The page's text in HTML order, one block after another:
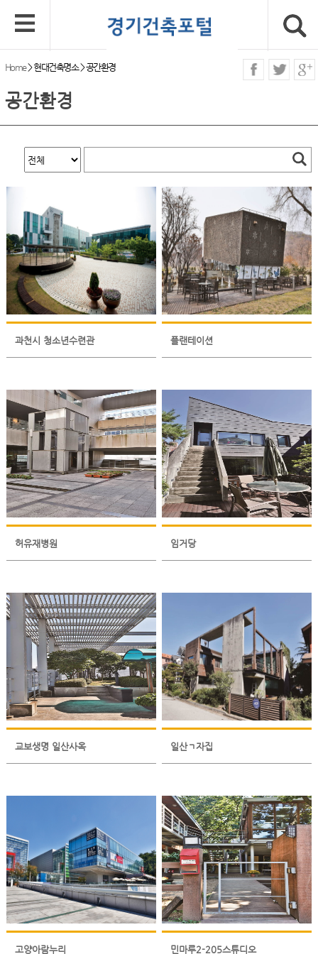
Home>현대건축명소>공간환경
공간환경
과천시 청소년수련관 플랜테이션
허유재병원 임거당
교보생명 일산사옥 일산ㄱ자집
고양아람누리 민마루2-205스튜디오